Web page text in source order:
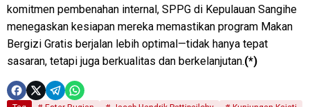
komitmen pembenahan internal, SPPG di Kepulauan Sangihe
menegaskan kesiapan mereka memastikan program Makan
Bergizi Gratis berjalan lebih optimal—tidak hanya tepat
sasaran, tetapi juga berkualitas dan berkelanjutan.(*)